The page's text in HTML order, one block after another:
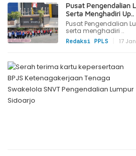
Pusat Pengendalian
Serta Menghadiri Up..
Pusat Pengendalian
serta menghadiri ..
Redaksi PPLS 17